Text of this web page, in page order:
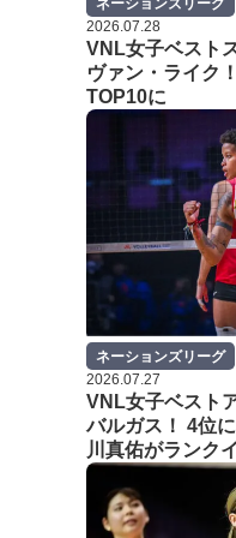
2026.07.28
VNL女子ベスト
ヴァン・ライク
TOP10に
ネーションズリーグ
2026.07.27
VNL女子ベスト
バルガス！ 4位
川真佑がランク